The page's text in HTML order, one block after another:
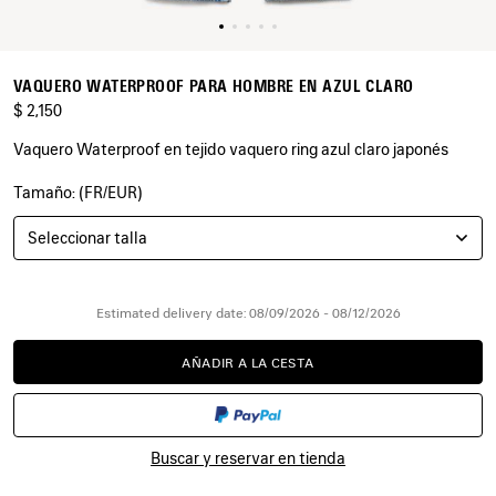
VAQUERO WATERPROOF PARA HOMBRE EN AZUL CLARO
$ 2,150
Vaquero Waterproof en tejido vaquero ring azul claro japonés
COLORES
AZUL
CLARO
Tamaño: (FR/EUR)
Seleccionar talla
Estimated delivery date: 08/09/2026 - 08/12/2026
AÑADIR
A
CESTA
AÑADIR A LA CESTA
POR
FAVOR,
UNA
TALLA
Buscar y reservar en tienda